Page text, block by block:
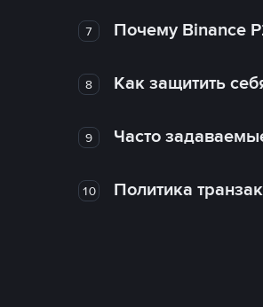
7 Почему Binance
8 Как защитить
9 Часто
10 Политика